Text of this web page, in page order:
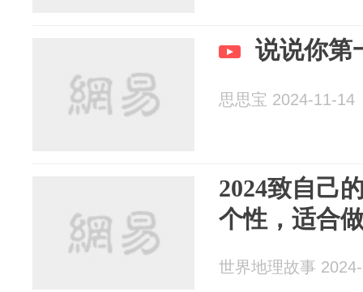
说说你第
思思宝 2024-11-14
2024致自己
个性，适合
世界地理故事